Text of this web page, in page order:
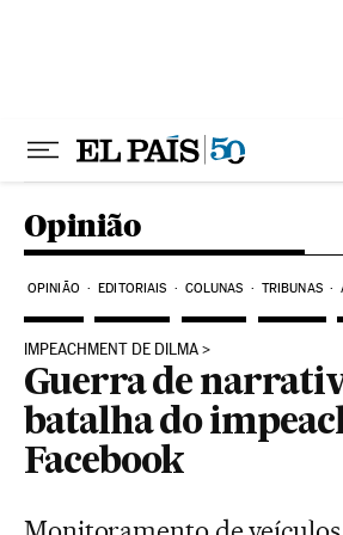
Opinião
OPINIÃO EDITORIAIS COLUNAS TRIBUNAS
IMPEACHMENT DE DILMA
Guerra de
batalha do
Facebook